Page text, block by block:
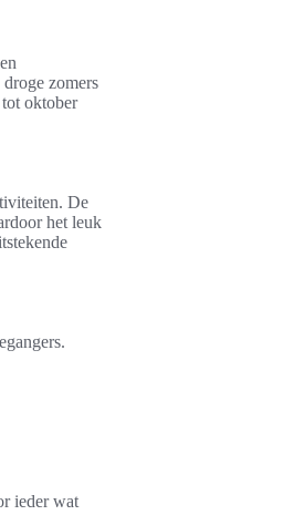
zomers
oktober
De
het leuk
ieder wat